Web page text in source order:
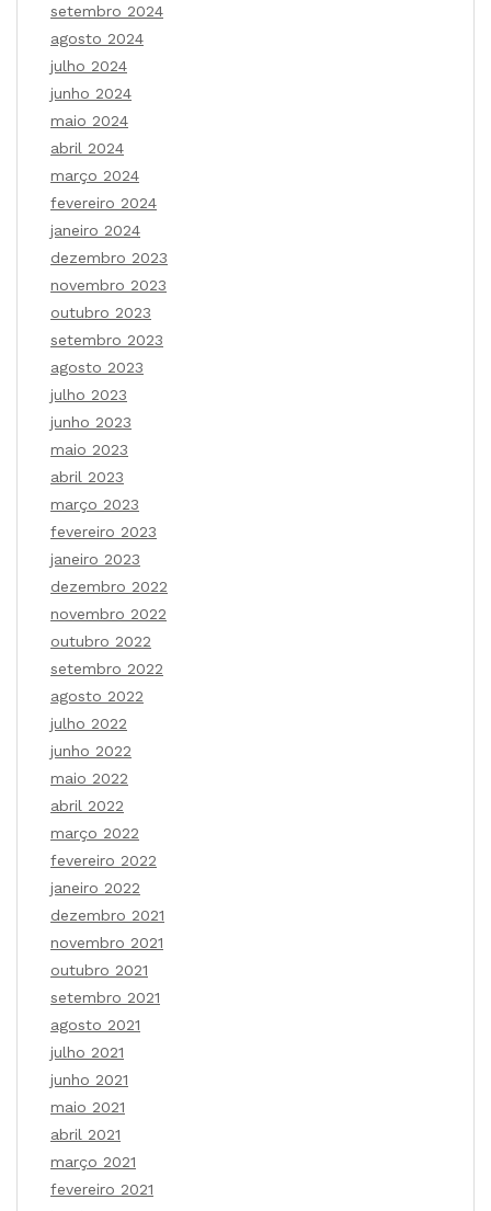
setembro 2024
agosto 2024
julho 2024
junho 2024
maio 2024
abril 2024
março 2024
fevereiro 2024
janeiro 2024
dezembro 2023
novembro 2023
outubro 2023
setembro 2023
agosto 2023
julho 2023
junho 2023
maio 2023
abril 2023
março 2023
fevereiro 2023
janeiro 2023
dezembro 2022
novembro 2022
outubro 2022
setembro 2022
agosto 2022
julho 2022
junho 2022
maio 2022
abril 2022
março 2022
fevereiro 2022
janeiro 2022
dezembro 2021
novembro 2021
outubro 2021
setembro 2021
agosto 2021
julho 2021
junho 2021
maio 2021
abril 2021
março 2021
fevereiro 2021